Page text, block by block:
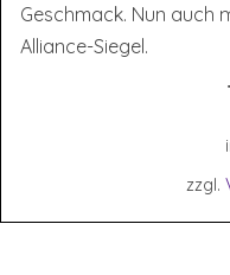
Geschmack. Nun auch
Alliance-Siegel.
zzgl.